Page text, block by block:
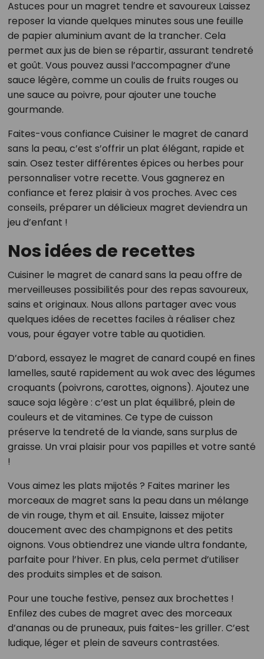
Astuces pour un magret tendre et savoureux Laissez
reposer la viande quelques minutes sous une feuille
de papier aluminium avant de la trancher. Cela
permet aux jus de bien se répartir, assurant tendreté
et goût. Vous pouvez aussi l’accompagner d’une
sauce légère, comme un coulis de fruits rouges ou
une sauce au poivre, pour ajouter une touche
gourmande.
Faites-vous confiance Cuisiner le magret de canard
sans la peau, c’est s’offrir un plat élégant, rapide et
sain. Osez tester différentes épices ou herbes pour
personnaliser votre recette. Vous gagnerez en
confiance et ferez plaisir à vos proches. Avec ces
conseils, préparer un délicieux magret deviendra un
jeu d’enfant !
Nos idées de recettes
Cuisiner le magret de canard sans la peau offre de
merveilleuses possibilités pour des repas savoureux,
sains et originaux. Nous allons partager avec vous
quelques idées de recettes faciles à réaliser chez
vous, pour égayer votre table au quotidien.
D’abord, essayez le magret de canard coupé en fines
lamelles, sauté rapidement au wok avec des légumes
croquants (poivrons, carottes, oignons). Ajoutez une
sauce soja légère : c’est un plat équilibré, plein de
couleurs et de vitamines. Ce type de cuisson
préserve la tendreté de la viande, sans surplus de
graisse. Un vrai plaisir pour vos papilles et votre santé
!
Vous aimez les plats mijotés ? Faites mariner les
morceaux de magret sans la peau dans un mélange
de vin rouge, thym et ail. Ensuite, laissez mijoter
doucement avec des champignons et des petits
oignons. Vous obtiendrez une viande ultra fondante,
parfaite pour l’hiver. En plus, cela permet d’utiliser
des produits simples et de saison.
Pour une touche festive, pensez aux brochettes !
Enfilez des cubes de magret avec des morceaux
d’ananas ou de pruneaux, puis faites-les griller. C’est
ludique, léger et plein de saveurs contrastées.